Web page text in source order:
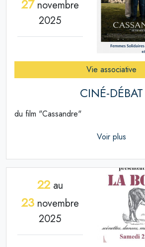
27novembre
2025
Vie associative
CINÉ-DÉBAT
du film "Cassandre"
Voir plus
22au
23novembre
2025